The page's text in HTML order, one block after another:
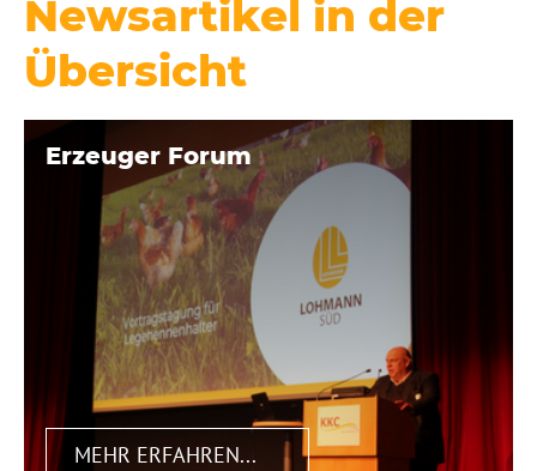
Newsartikel in der
Übersicht
Erzeuger Forum
MEHR ERFAHREN...